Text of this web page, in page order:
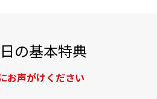
の基本特典
お声がけください